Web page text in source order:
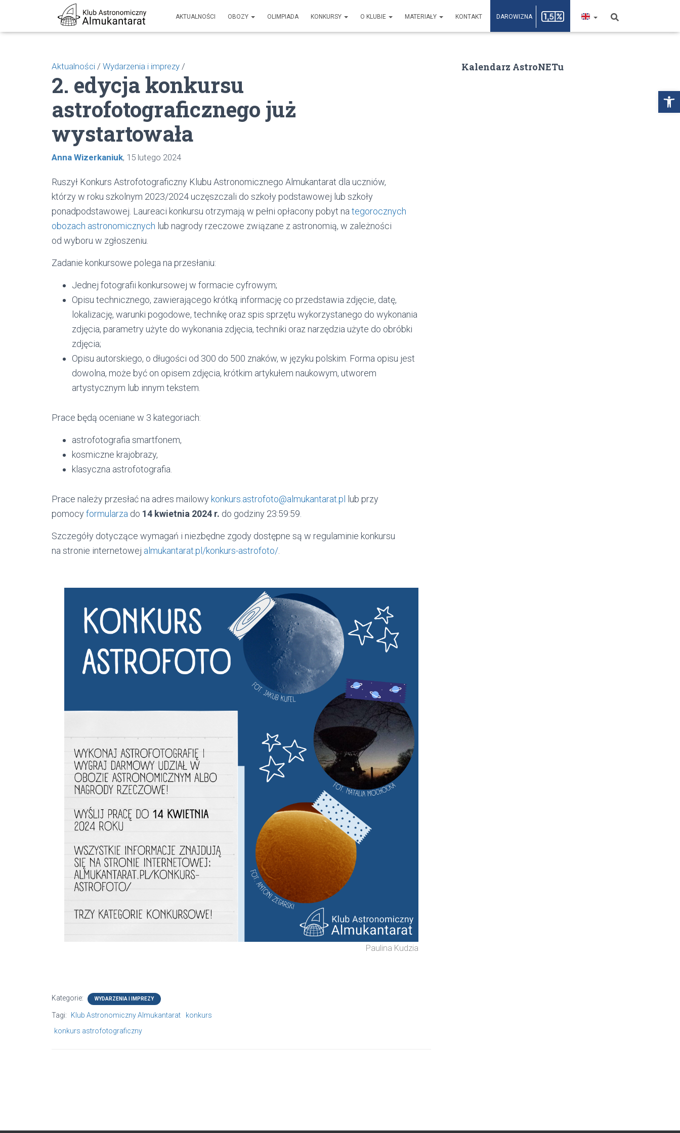
Open toolbar
AKTUALNOŚCI OBOZY OLIMPIADA KONKURSY O KLUBIE MATERIAŁY KONTAKT DAROWIZNA
Aktualności / Wydarzenia i imprezy /
2. edycja konkursu
astrofotograficznego już
wystartowała
Anna Wizerkaniuk 15 lutego 2024
Ruszył Konkurs Astrofotograficzny Klubu Astronomicznego Almukantarat dla uczniów,
którzy w roku szkolnym 2023/2024 uczęszczali do szkoły podstawowej lub szkoły
ponadpodstawowej. Laureaci konkursu otrzymają w pełni opłacony pobyt na tegorocznych
obozach astronomicznych lub nagrody rzeczowe związane z astronomią, w zależności
od wyboru w zgłoszeniu.
Zadanie konkursowe polega na przesłaniu:
Jednej fotografii konkursowej w formacie cyfrowym;
Opisu technicznego, zawierającego krótką informację co przedstawia zdjęcie, datę,
lokalizację, warunki pogodowe, technikę oraz spis sprzętu wykorzystanego do wykonania
zdjęcia, parametry użyte do wykonania zdjęcia, techniki oraz narzędzia użyte do obróbki
zdjęcia;
Opisu autorskiego, o długości od 300 do 500 znaków, w języku polskim. Forma opisu jest
dowolna, może być on opisem zdjęcia, krótkim artykułem naukowym, utworem
artystycznym lub innym tekstem.
Prace będą oceniane w 3 kategoriach:
astrofotografia smartfonem,
kosmiczne krajobrazy,
klasyczna astrofotografia.
Prace należy przesłać na adres mailowy konkurs.astrofoto@almukantarat.pl
lub przy
pomocyformularza do 14 kwietnia 2024 r. do godziny 23:59:59.
Szczegóły dotyczące wymagań i niezbędne zgody dostępne są w regulaminie konkursu
na stronie internetowej almukantarat.pl/konkurs-astrofoto/
Paulina Kudzia
Kategorie: WYDARZENIA I IMPREZY
Tagi: Klub Astronomiczny Almukantarat
konkurs
konkurs astrofotograficzny
Kalendarz AstroNETu